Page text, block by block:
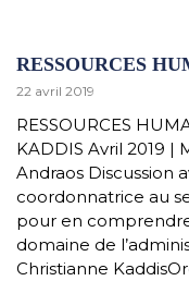
RESSOURCES
22 avril 2019
RESSOURCES
KADDIS Avril 2019
Andraos Discussion
coordonnatrice au
pour en
domaine de
Christianne